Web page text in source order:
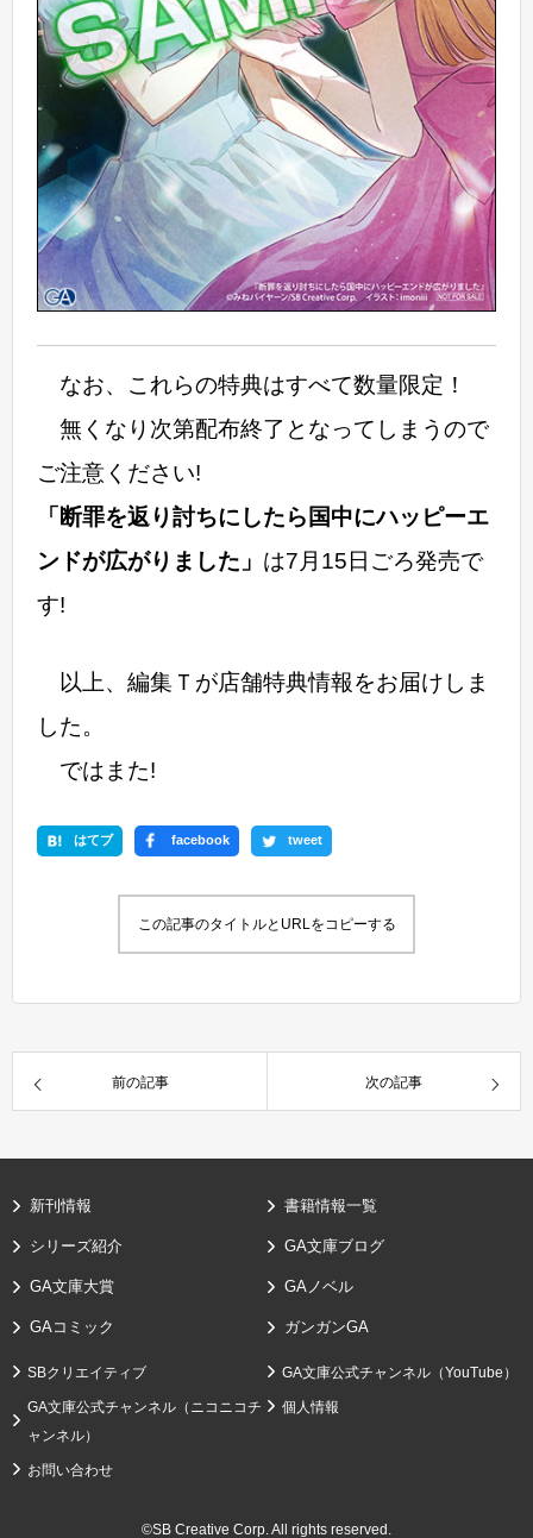
なお、これらの特典はすべて数量限定！
無くなり次第配布終了となってしまうので
ご注意ください!
「断罪を返り討ちにしたら国中にハッピーエ
ンドが広がりました」 は7月15日ごろ発売で
す!
以上、編集Ｔが店舗特典情報をお届けしま
した。
ではまた!
はてブ facebook tweet
この記事のタイトルとURLをコピーする
前の記事 次の記事
新刊情報 書籍情報一覧
シリーズ紹介 GA文庫ブログ
GA文庫大賞 GAノベル
GAコミック ガンガンGA
SBクリエイティブ GA文庫公式チャンネル（YouTube）
GA文庫公式チャンネル（ニコニコチ
ャンネル）
個人情報
お問い合わせ
©SB Creative Corp. All rights reserved.